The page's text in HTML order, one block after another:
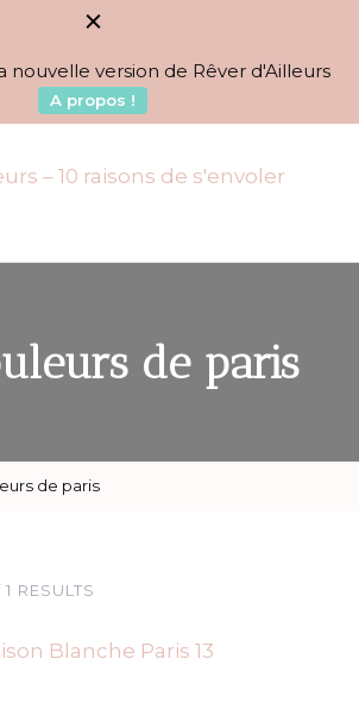
nouvelle version de Rêver d'Ailleurs
A propos !
– 10
2010
de paris
de paris
RESULTS